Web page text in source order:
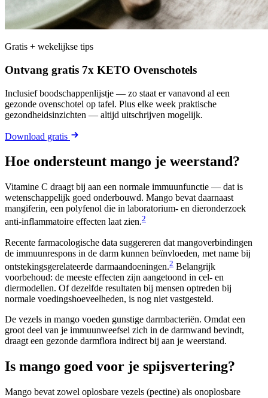
Gratis + wekelijkse tips
Ontvang gratis 7x KETO Ovenschotels
Inclusief boodschappenlijstje — zo staat er vanavond al een
gezonde ovenschotel op tafel. Plus elke week praktische
gezondheidsinzichten — altijd uitschrijven mogelijk.
Download gratis
Hoe ondersteunt mango je weerstand?
Vitamine C draagt bij aan een normale immuunfunctie — dat is
wetenschappelijk goed onderbouwd. Mango bevat daarnaast
mangiferin, een polyfenol die in laboratorium- en dieronderzoek
anti-inflammatoire effecten laat zien.2
Recente farmacologische data suggereren dat mangoverbindingen
de immuunrespons in de darm kunnen beïnvloeden, met name bij
ontstekingsgerelateerde darmaandoeningen.2 Belangrijk
voorbehoud: de meeste effecten zijn aangetoond in cel- en
diermodellen. Of dezelfde resultaten bij mensen optreden bij
normale voedingshoeveelheden, is nog niet vastgesteld.
De vezels in mango voeden gunstige darmbacteriën. Omdat een
groot deel van je immuunweefsel zich in de darmwand bevindt,
draagt een gezonde darmflora indirect bij aan je weerstand.
Is mango goed voor je spijsvertering?
Mango bevat zowel oplosbare vezels (pectine) als onoplosbare